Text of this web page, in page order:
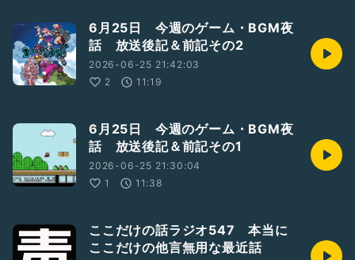
6月25日 今週のゲーム・BGM夜
話 放送後記＆前記その2
2026-06-25 21:42:03
2
11:19
6月25日 今週のゲーム・BGM夜
話 放送後記＆前記その1
2026-06-25 21:30:04
1
11:38
ここだけの話ラジオ547 本当に
ここだけの他言無用な最近話